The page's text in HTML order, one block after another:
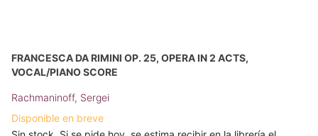
FRANCESCA DA RIMINI OP. 25, OPERA IN 2 ACTS,
VOCAL/PIANO SCORE
Rachmaninoff, Sergei
Disponible en breve